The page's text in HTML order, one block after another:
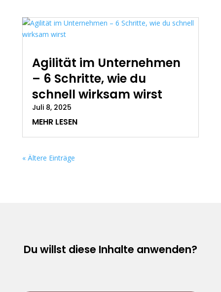
Agilität im Unternehmen
– 6 Schritte, wie du
schnell wirksam wirst
Juli 8, 2025
MEHR LESEN
« Ältere Einträge
Du willst diese Inhalte anwenden?